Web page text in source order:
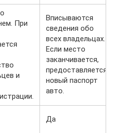
При
и
Вписываются
сведения обо
всех владельцах.
Если место
заканчивается,
предоставляется
новый паспорт
авто.
Да